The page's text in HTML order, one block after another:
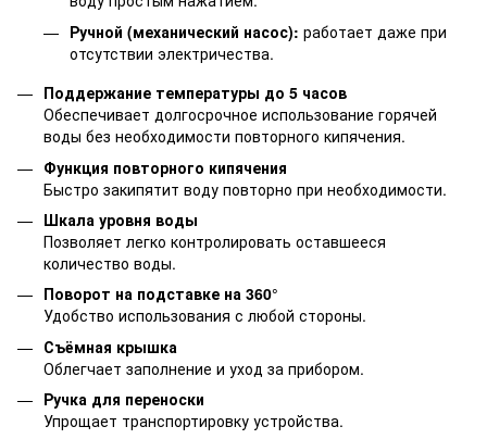
Ручной (механический насос): работает даже при
отсутствии электричества.
Поддержание температуры до 5 часов
Обеспечивает долгосрочное использование горячей
воды без необходимости повторного кипячения.
Функция повторного кипячения
Быстро закипятит воду повторно при необходимости.
Шкала уровня воды
Позволяет легко контролировать оставшееся
количество воды.
Поворот на подставке на 360°
Удобство использования с любой стороны.
Съёмная крышка
Облегчает заполнение и уход за прибором.
Ручка для переноски
Упрощает транспортировку устройства.